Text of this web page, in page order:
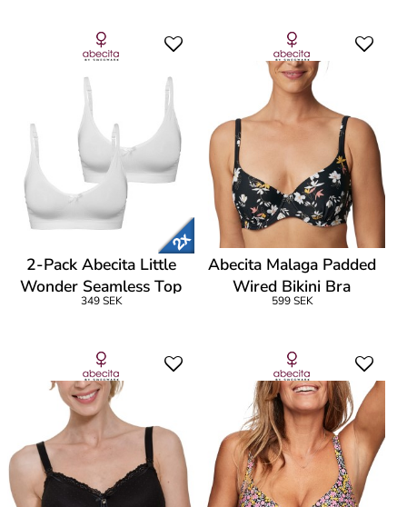
2-Pack Abecita Little
Wonder Seamless Top
349 SEK
Abecita Malaga Padded
Wired Bikini Bra
599 SEK